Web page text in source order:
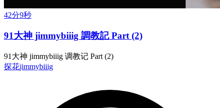
42分9秒
91大神 jimmybiiig 調教記 Part (2)
91大神 jimmybiiig 调教记 Part (2)
探花jimmybiiig